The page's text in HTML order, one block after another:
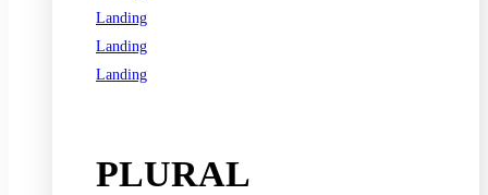
Landing
Landing
Landing
PLURAL